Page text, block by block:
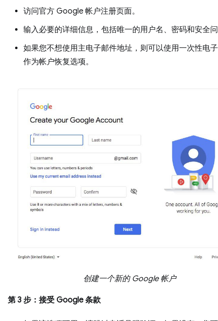
访问官方 Google 帐户注册页面。
输入必要的详细信息，包括唯一的用户名、密码和安全
如果您不想使用主电子邮件地址，则可以使用一次性电
作为帐户恢复选项。
创建一个新的 Google 帐户
第 3 步：接受 Google 条款